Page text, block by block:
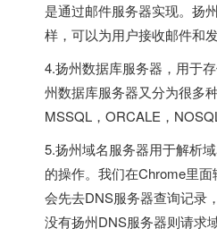
是通过邮件服务器实现。扬
样，可以为用户接收邮件和
4.扬州数据库服务器，用于
州数据库服务器又分为很多
MSSQL，ORCALE，
5.扬州域名服务器用于解析
的操作。我们在Chrome里面
会先去DNS服务器查询记录
没有扬州DNS服务器则请求